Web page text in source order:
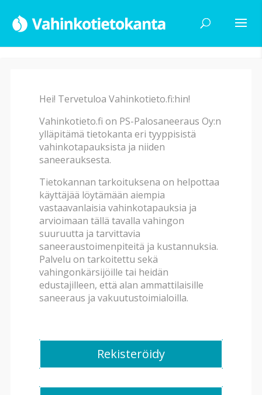
Haku
Vahinkotyyppi
Vahingon alatyyppi
Vahingon syy
Rakennuksen tyyppi
Hei! Tervetuloa Vahinkotieto.fi:hin!
Vahinkotieto.fi on PS-Palosaneeraus Oy:n
ylläpitämä tietokanta eri tyyppisistä
vahinkotapauksista ja niiden
saneerauksesta.
Tietokannan tarkoituksena on helpottaa
käyttäjää löytämään aiempia
vastaavanlaisia vahinkotapauksia ja
arvioimaan tällä tavalla vahingon
suuruutta ja tarvittavia
saneeraustoimenpiteitä ja kustannuksia.
Palvelu on tarkoitettu sekä
vahingonkärsijöille tai heidän
edustajilleen, että alan ammattilaisille
saneeraus ja vakuutustoimialoilla.
Rekisteröidy